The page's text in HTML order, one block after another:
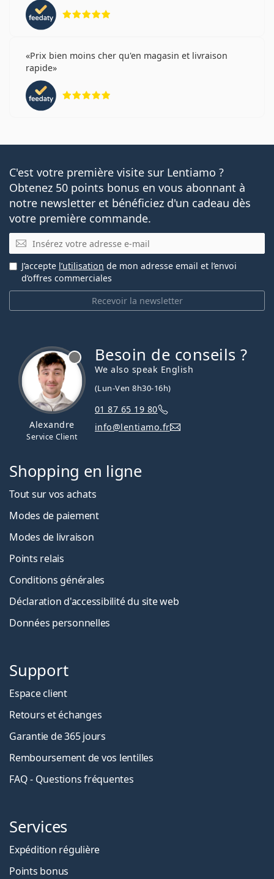
Prix bien moins cher qu'en magasin et livraison
rapide
C'est votre première visite sur Lentiamo ?
Obtenez 50 points bonus en vous abonnant à
notre newsletter et bénéficiez d'un cadeau dès
votre première commande.
E-mail
Recevoir la newsletter
J’accepte l’utilisation de mon adresse email et l’envoi
d’offres commerciales
Alexandre
Service Client
Besoin de conseils ?
We also speak English
(Lun-Ven 8h30-16h)
01 87 65 19 80
info@lentiamo.fr
Shopping en ligne
Tout sur vos achats
Modes de paiement
Modes de livraison
Points relais
Conditions générales
Déclaration d'accessibilité du site web
Données personnelles
Support
Espace client
Retours et échanges
Garantie de 365 jours
Remboursement de vos lentilles
FAQ - Questions fréquentes
Services
Expédition régulière
Points bonus